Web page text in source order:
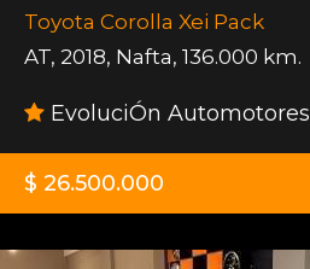
Toyota Corolla Xei Pack
AT, 2018, Nafta, 136.000 km.
EvoluciÓn Automotores
$ 26.500.000